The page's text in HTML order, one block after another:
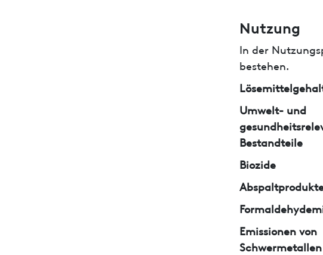
Nutzung
In der
bestehen.
Umwelt- und
Bestandteile
Biozide
Emissionen von
Schwermetallen